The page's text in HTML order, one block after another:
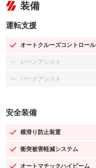
装備
運転支援
オートクルーズコントロール
：装備あり
レーンアシスト
：装備なし
パークアシスト
：装備なし
安全装備
横滑り防止装置
：装備あり
衝突被害軽減システム
：装備あり
オートマチックハイビーム